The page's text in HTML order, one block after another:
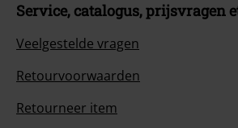
Service, catalogus, prijsvragen
Veelgestelde vragen
Retourvoorwaarden
Retourneer item